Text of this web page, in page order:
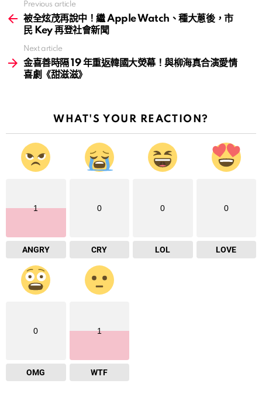
more
Previous article
被全炫茂再說中！繼 Apple Watch、種大蔥後，市
民 Key 再登社會新聞
Next article
金喜善時隔 19 年重返韓國大熒幕！與柳海真合演愛情
喜劇《甜滋滋》
WHAT'S YOUR REACTION?
1
ANGRY
0
CRY
0
LOL
0
LOVE
0
OMG
1
WTF